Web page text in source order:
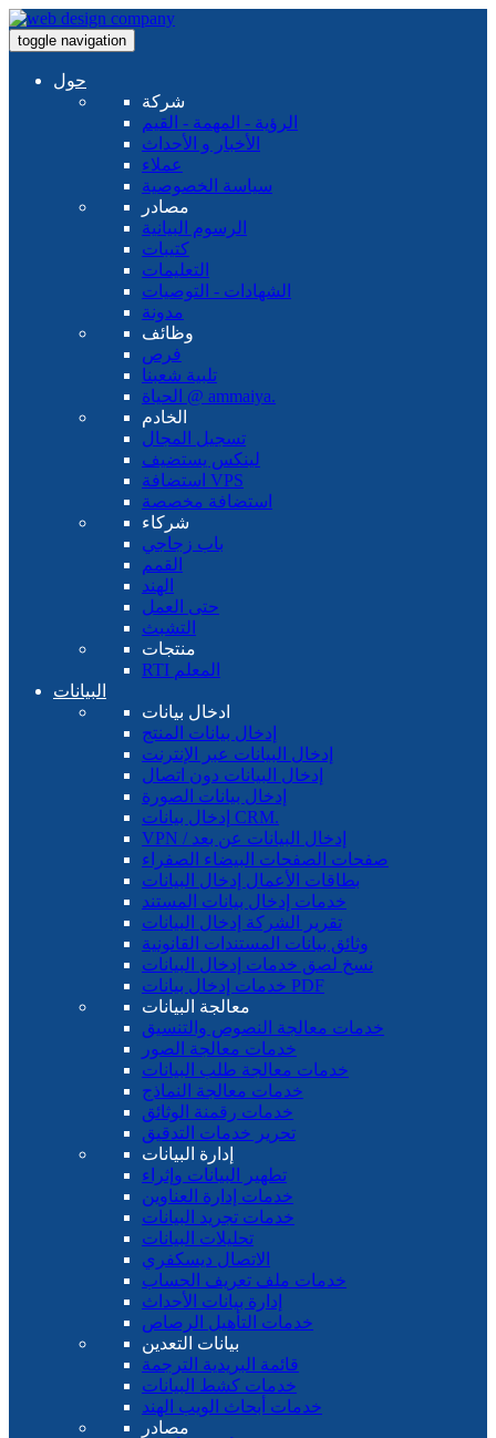
toggle navigation
حول
شركة
الرؤية - المهمة - القيم
الأخبار و الأحداث
عملاء
سياسة الخصوصية
مصادر
الرسوم البيانية
كتيبات
التعليمات
الشهادات - التوصيات
مدونة
وظائف
فرص
تلبية شعبنا
الحياة @ ammaiya.
الخادم
تسجيل المجال
لينكس يستضيف
استضافة VPS
استضافة مخصصة
شركاء
باب زجاجي
القمم
الهند
حتى العمل
التشبث
منتجات
RTI المعلم
البيانات
ادخال بيانات
إدخال بيانات المنتج
إدخال البيانات عبر الإنترنت
إدخال البيانات دون اتصال
إدخال بيانات الصورة
إدخال بيانات CRM.
VPN / إدخال البيانات عن بعد
صفحات الصفحات البيضاء الصفراء
بطاقات الأعمال إدخال البيانات
خدمات إدخال بيانات المستند
تقرير الشركة إدخال البيانات
وثائق بيانات المستندات القانونية
نسخ لصق خدمات إدخال البيانات
خدمات إدخال بيانات PDF
معالجة البيانات
خدمات معالجة النصوص والتنسيق
خدمات معالجة الصور
خدمات معالجة طلب البيانات
خدمات معالجة النماذج
خدمات رقمنة الوثائق
تحرير خدمات التدقيق
إدارة البيانات
تطهير البيانات وإثراء
خدمات إدارة العناوين
خدمات تجريد البيانات
تحليلات البيانات
الاتصال ديسكفري
خدمات ملف تعريف الحساب
إدارة بيانات الأحداث
خدمات التأهيل الرصاص
بيانات التعدين
قائمة البريدية الترجمة
خدمات كشط البيانات
خدمات أبحاث الويب الهند
مصادر